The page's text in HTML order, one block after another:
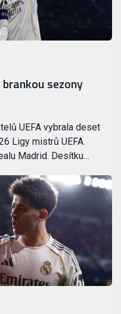
sezony
UEFA vybrala deset
Ligy mistrů UEFA.
Madrid. Desítku…